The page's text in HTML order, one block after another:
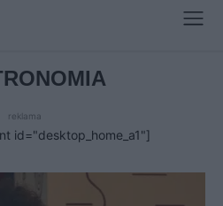
reklama
id="desktop_home_a1"]